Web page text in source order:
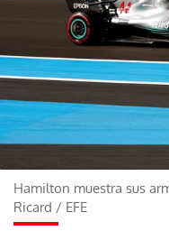
Hamilton muestra sus
Ricard / EFE